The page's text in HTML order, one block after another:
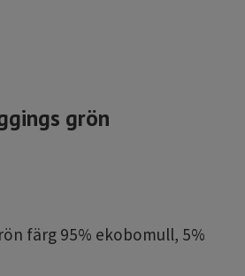
grön
färg 95% ekobomull, 5%